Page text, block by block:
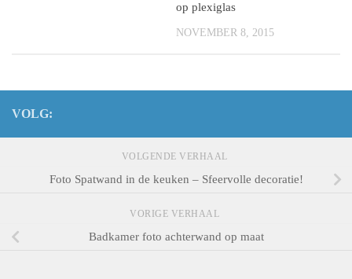
op plexiglas
NOVEMBER 8, 2015
VOLG:
VOLGENDE VERHAAL
Foto Spatwand in de keuken – Sfeervolle decoratie!
VORIGE VERHAAL
Badkamer foto achterwand op maat